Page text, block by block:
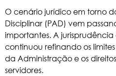
O cenário jurídico em torno
Disciplinar (PAD) vem
importantes. A jurisprudência
continuou refinando os
da Administração e os
servidores.